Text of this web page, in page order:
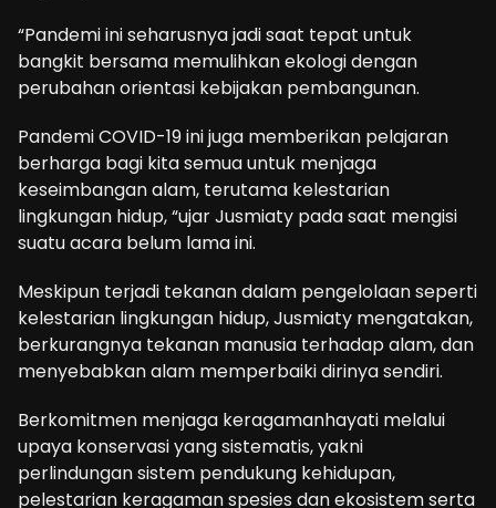
“Pandemi ini seharusnya jadi saat tepat untuk
bangkit bersama memulihkan ekologi dengan
perubahan orientasi kebijakan pembangunan.
Pandemi COVID-19 ini juga memberikan pelajaran
berharga bagi kita semua untuk menjaga
keseimbangan alam, terutama kelestarian
lingkungan hidup, “ujar Jusmiaty pada saat mengisi
suatu acara belum lama ini.
Meskipun terjadi tekanan dalam pengelolaan seperti
kelestarian lingkungan hidup, Jusmiaty mengatakan,
berkurangnya tekanan manusia terhadap alam, dan
menyebabkan alam memperbaiki dirinya sendiri.
Berkomitmen menjaga keragamanhayati melalui
upaya konservasi yang sistematis, yakni
perlindungan sistem pendukung kehidupan,
pelestarian keragaman spesies dan ekosistem serta